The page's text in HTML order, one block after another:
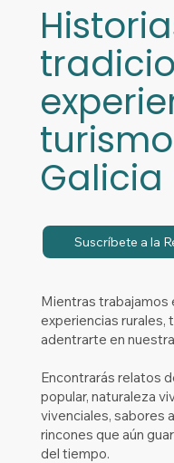
Galicia
Suscríbete a la
Mientras trabajamos
experiencias rurales,
adentrarte en
Encontrarás relatos
popular, naturaleza
vivenciales, sabores
rincones que aún
del tiempo.